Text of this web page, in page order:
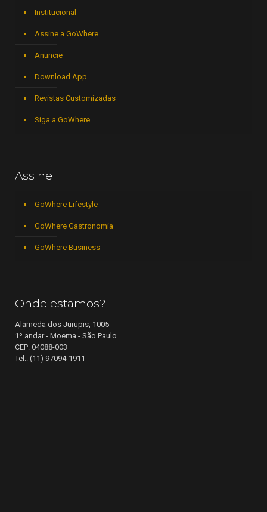
Institucional
Assine a GoWhere
Anuncie
Download App
Revistas Customizadas
Siga a GoWhere
Assine
GoWhere Lifestyle
GoWhere Gastronomia
GoWhere Business
Onde estamos?
Alameda dos Jurupis, 1005
1º andar - Moema - São Paulo
CEP: 04088-003
Tel.: (11) 97094-1911